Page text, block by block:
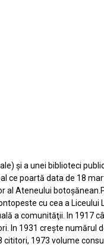
şi a unei biblioteci
ce poartă data de 18
al Ateneului
cu cea a Liceului
a comunităţii. In 1917
In 1931 creşte numărul
1973 volume